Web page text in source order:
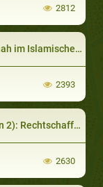
2812
Gesetz
2393
ist guter Charakter
2630